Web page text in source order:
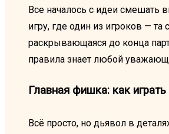
Все началось с идеи смешать
игру, где один из игроков —
раскрывающаяся до конца
правила знает любой
Главная фишка: как
Всё просто, но дьявол в